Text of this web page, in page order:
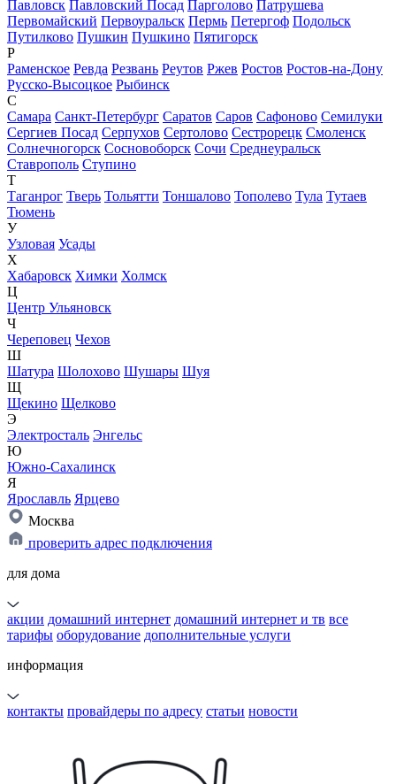
Павловск Павловский Посад Парголово Патрушева
Первомайский Первоуральск Пермь Петергоф Подольск
Путилково Пушкин Пушкино Пятигорск
Р
Раменское Ревда Резвань Реутов Ржев Ростов Ростов-на-Дону
Русско-Высоцкое Рыбинск
С
Самара Санкт-Петербург Саратов Саров Сафоново Семилуки
Сергиев Посад Серпухов Сертолово Сестрорецк Смоленск
Солнечногорск Сосновоборск Сочи Среднеуральск
Ставрополь Ступино
Т
Таганрог Тверь Тольятти Тоншалово Тополево Тула Тутаев
Тюмень
У
Узловая Усады
Х
Хабаровск Химки Холмск
Ц
Центр Ульяновск
Ч
Череповец Чехов
Ш
Шатура Шолохово Шушары Шуя
Щ
Щекино Щелково
Э
Электросталь Энгельс
Ю
Южно-Сахалинск
Я
Ярославль Ярцево
Москва
проверить адрес подключения
для дома
акции домашний интернет домашний интернет и тв все
тарифы оборудование дополнительные услуги
информация
контакты провайдеры по адресу статьи новости